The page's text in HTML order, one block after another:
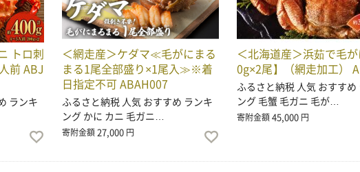
トロ刺
前 ABJ
ランキ
＜網走産＞ケダマ≪毛がにまる
まる1尾全部盛り×1尾入≫※着
日指定不可 ABAH007
ふるさと納税 人気 おすすめ ランキ
ング かに カニ 毛ガニ…
寄附金額27,000 円
＜北海道産＞浜茹で毛
0g×2尾】（網走加工）
ふるさと納税 人気 おすすめ
ング 毛蟹 毛ガニ 毛が…
寄附金額45,000 円